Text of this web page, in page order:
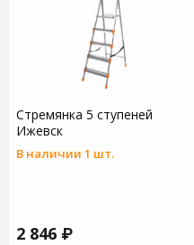
Стремянка 5 ступеней
Ижевск
В наличии 1 шт.
2 846 ₽